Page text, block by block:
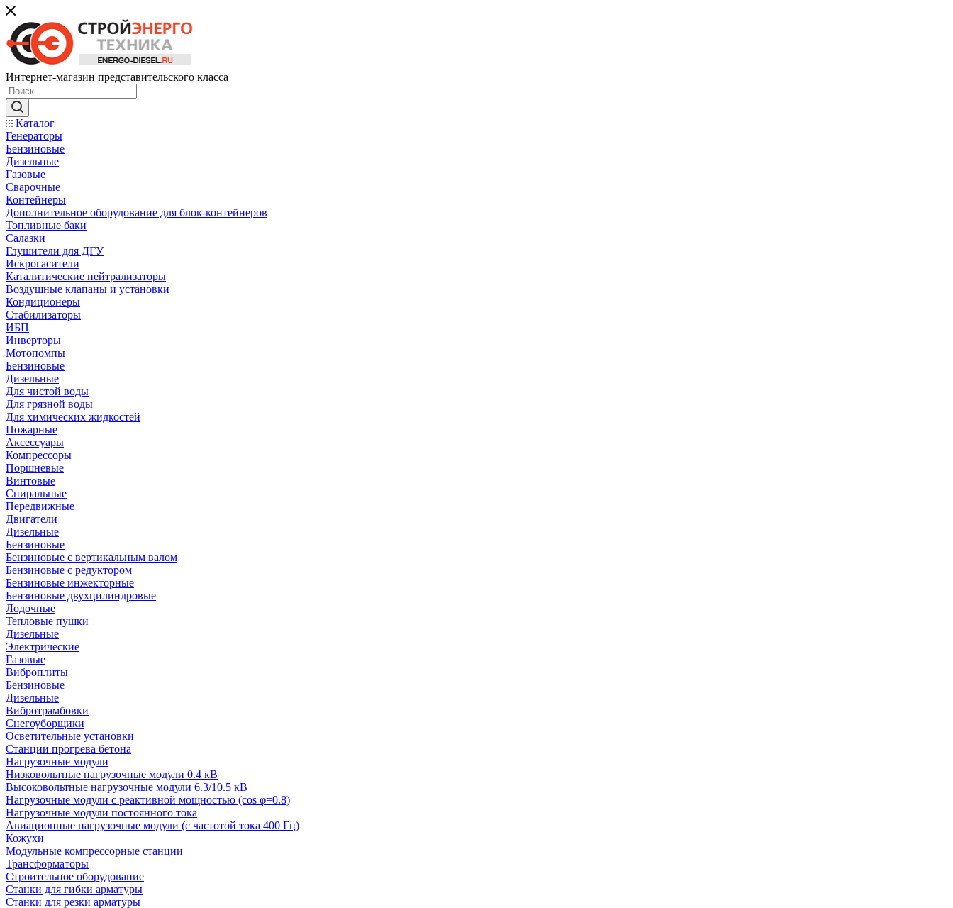
Интернет-магазин представительского класса
Каталог
Генераторы
Бензиновые
Дизельные
Газовые
Сварочные
Контейнеры
Дополнительное оборудование для блок-контейнеров
Топливные баки
Салазки
Глушители для ДГУ
Искрогасители
Каталитические нейтрализаторы
Воздушные клапаны и установки
Кондиционеры
Стабилизаторы
ИБП
Инверторы
Мотопомпы
Бензиновые
Дизельные
Для чистой воды
Для грязной воды
Для химических жидкостей
Пожарные
Аксессуары
Компрессоры
Поршневые
Винтовые
Спиральные
Передвижные
Двигатели
Дизельные
Бензиновые
Бензиновые с вертикальным валом
Бензиновые с редуктором
Бензиновые инжекторные
Бензиновые двухцилиндровые
Лодочные
Тепловые пушки
Дизельные
Электрические
Газовые
Виброплиты
Бензиновые
Дизельные
Вибротрамбовки
Снегоуборщики
Осветительные установки
Станции прогрева бетона
Нагрузочные модули
Низковольтные нагрузочные модули 0.4 кВ
Высоковольтные нагрузочные модули 6.3/10.5 кВ
Нагрузочные модули с реактивной мощностью (cos φ=0.8)
Нагрузочные модули постоянного тока
Авиационные нагрузочные модули (с частотой тока 400 Гц)
Кожухи
Модульные компрессорные станции
Трансформаторы
Строительное оборудование
Станки для гибки арматуры
Станки для резки арматуры